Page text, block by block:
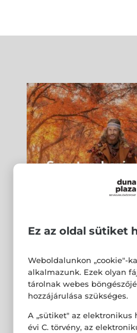
Ez az oldal sütiket
Weboldalunkon „cookie"-
alkalmazunk. Ezek olyan
tárolnak webes
hozzájárulása szükséges.
A „sütiket" az elektronikus
évi C. törvény, az